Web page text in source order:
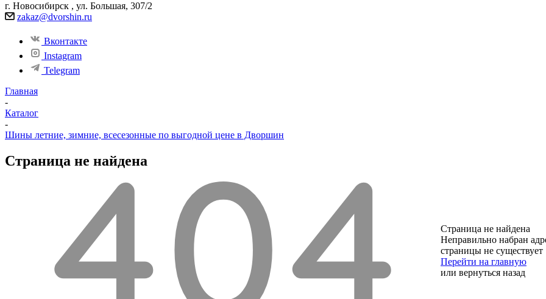
г. Новосибирск , ул. Большая, 307/2
zakaz@dvorshin.ru
Вконтакте
Instagram
Telegram
Главная
-
Каталог
-
Шины летние, зимние, всесезонные по выгодной цене в Дворшин
Страница не найдена
Страница не найдена
Неправильно набран
страницы не существует
Перейти на главную
или вернуться назад